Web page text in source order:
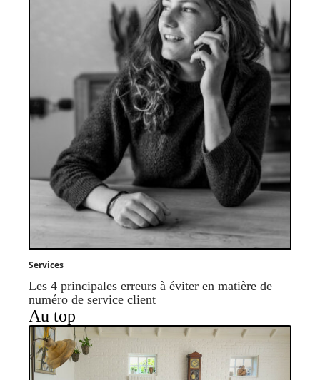
Services
Les 4 principales erreurs à éviter en matière de
numéro de service client
Au top